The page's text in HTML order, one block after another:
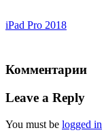
iPad Pro 2018
Комментарии
Leave a Reply
You must be logged in